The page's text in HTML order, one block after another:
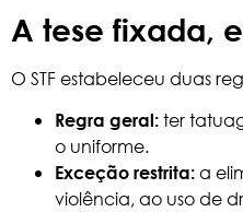
A tese fixada,
O STF estabeleceu duas
Regra geral: ter
o uniforme.
Exceção restrita: a
violência, ao uso de